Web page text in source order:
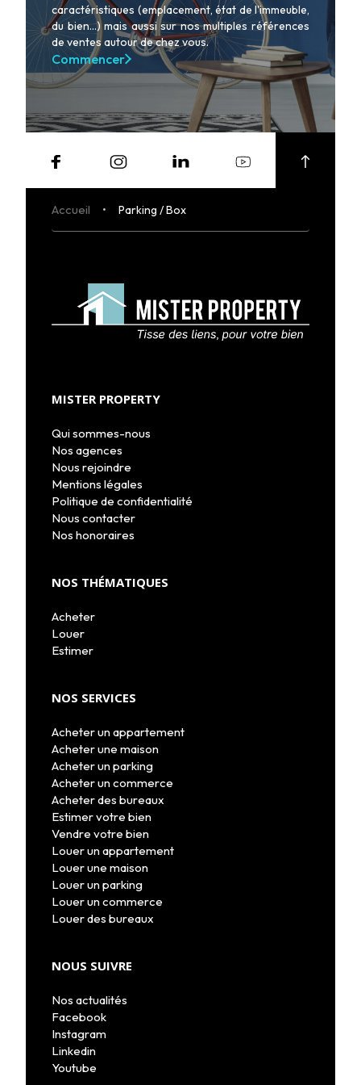
caractéristiques (emplacement, état de l'immeuble,
du bien...) mais aussi sur nos multiples références
de ventes autour de chez vous.
Commencer
Accueil Parking / Box
MISTER PROPERTY
Qui sommes-nous
Nos agences
Nous rejoindre
Mentions légales
Politique de confidentialité
Nous contacter
Nos honoraires
NOS THÉMATIQUES
Acheter
Louer
Estimer
NOS SERVICES
Acheter un appartement
Acheter une maison
Acheter un parking
Acheter un commerce
Acheter des bureaux
Estimer votre bien
Vendre votre bien
Louer un appartement
Louer une maison
Louer un parking
Louer un commerce
Louer des bureaux
NOUS SUIVRE
Nos actualités
Facebook
Instagram
Linkedin
Youtube